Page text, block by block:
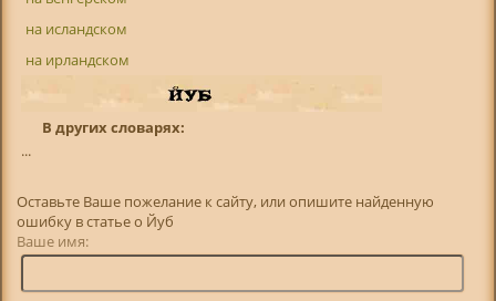
на исландском
на ирландском
В других словарях:
...
Оставьте Ваше пожелание к сайту, или опишите найденную
ошибку в статье о Йуб
Ваше имя: